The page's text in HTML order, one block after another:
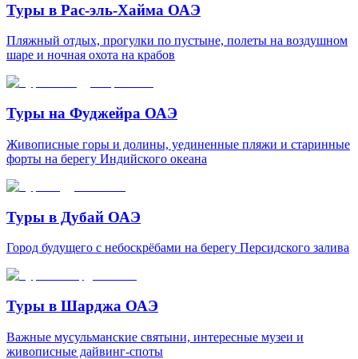
Туры в Рас-эль-Хайма ОАЭ
Пляжный отдых, прогулки по пустыне, полеты на воздушном
шаре и ночная охота на крабов
Туры на Фуджейра ОАЭ
Живописные горы и долины, уединенные пляжи и старинные
форты на берегу Индийского океана
Туры в Дубай ОАЭ
Город будущего с небоскрёбами на берегу Персидского залива
Туры в Шарджа ОАЭ
Важные мусульманские святыни, интересные музеи и
живописные дайвинг-споты